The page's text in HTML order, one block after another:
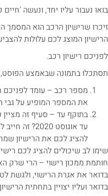
בואו נעבור עליו יחד, ונעשה
זיכרו שרישיון הרכב הוא
הרישיון המוצג לכם עלולות
לפניכם רישיון רכב.
תסתכלו בתמונה שבאמצע הפוסט,
מספר רכב – עומד לפניכם
את המספר המופיע על גבי
בתוקף עד – סעיף זה
עד אוגוסט
להציג לכם את הרישיון
שימו לב שיכולים להציג לכם
חותמת ממכון רישוי – הרי שרק
בדואר את אגרת הרישוי, ולגשת
בדואר ועליו יצויין בתחתית